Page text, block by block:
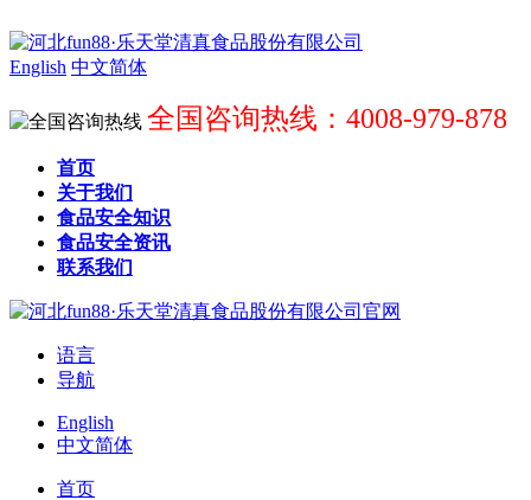
English 中文简体
全国咨询热线：4008-979-878
首页
关于我们
食品安全知识
食品安全资讯
联系我们
语言
导航
English
中文简体
首页